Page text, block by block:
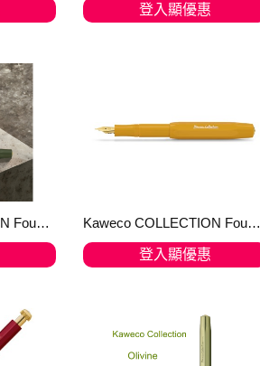
登入顯優惠
Kaweco COLLECTION Fountain Pen Dark Olive【售罄】 Kaweco COLLECTION Fountain Pen Honey 【順豐免運費】僅限網上登記會員
登入顯優惠